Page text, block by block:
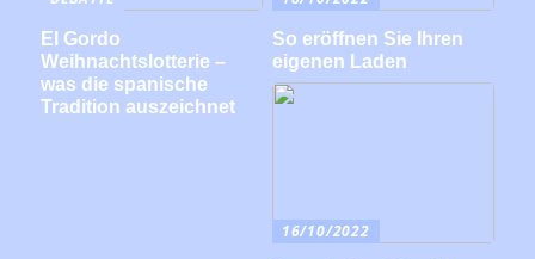
El Gordo
Weihnachtslotterie –
was die spanische
Tradition auszeichnet
So eröffnen Sie Ihren
eigenen Laden
16/10/2022